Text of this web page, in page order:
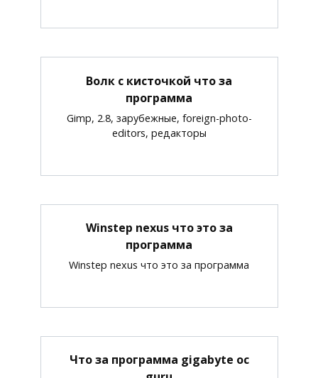
Волк с кисточкой что за
программа
Gimp, 2.8, зарубежные, foreign-photo-
editors, редакторы
Winstep nexus что это за
программа
Winstep nexus что это за программа
Что за программа gigabyte oc